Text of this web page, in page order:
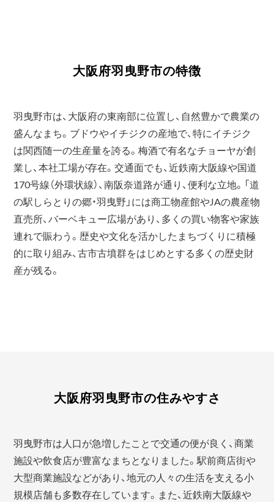
大阪府羽曳野市の特徴
羽曳野市は、大阪府の東南部に位置し、自然豊かで農業の
盛んなまち。ブドウやイチジクの産地で、特にイチジク
は関西随一の生産量を誇る。梅酒で有名なチョーヤが創
業し、本社工場が存在。交通面でも、近鉄南大阪線や国道
170号線（外環状線）、南阪奈道路が通り、便利な立地。「道
の駅しらとりの郷・羽曳野」には商工物産館やJAの農産物
直売所、バーベキュー広場があり、多くの買い物客や家族
連れで賑わう。歴史や文化を活かしたまちづくりに積極
的に取り組み、古市古墳群をはじめとする多くの歴史財
産が残る。
大阪府羽曳野市の住みやすさ
羽曳野市は人口が急増したことで交通の便が良く、商業
施設や飲食店が豊富なまちとなりました。駅前商店街や
大型商業施設などがあり、地元の人々の生活を支える小
規模店舗も多数存在しています。また、近鉄南大阪線や